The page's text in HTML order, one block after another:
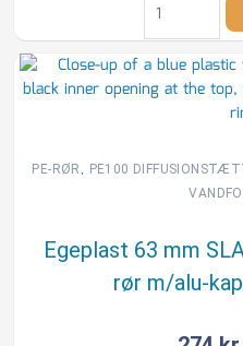
32
mm
SLA
PE100
rør
m/alu-
blå,
100
m
PE-RØR , PE100
Egeplast 63 mm
rør m/alu-